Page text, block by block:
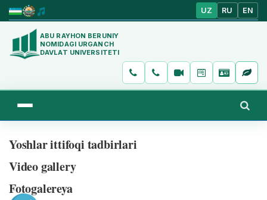
UZ RU EN
ABU RAYHON BERUNIY
NOMIDAGI URGANCH
DAVLAT UNIVERSITETI
Yoshlar ittifoqi tadbirlari
Video gallery
Fotogalereya